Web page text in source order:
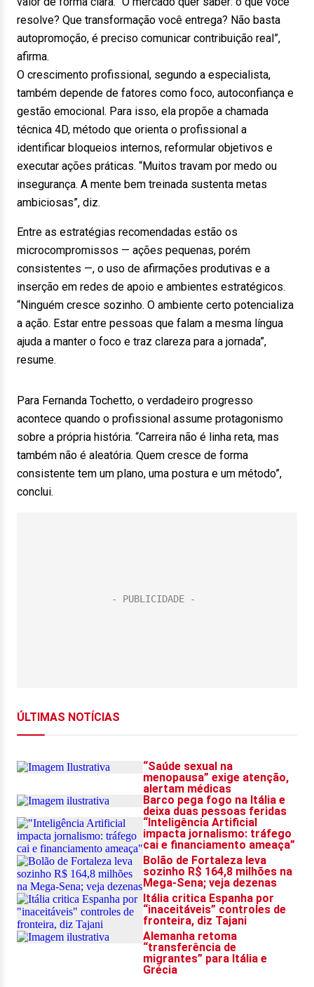
resolve? Que transformação você entrega? Não basta
autopromoção, é preciso comunicar contribuição real”,
afirma.
O crescimento profissional, segundo a especialista,
também depende de fatores como foco, autoconfiança e
gestão emocional. Para isso, ela propõe a chamada
técnica 4D, método que orienta o profissional a
identificar bloqueios internos, reformular objetivos e
executar ações práticas. “Muitos travam por medo ou
insegurança. A mente bem treinada sustenta metas
ambiciosas”, diz.
Entre as estratégias recomendadas estão os
microcompromissos — ações pequenas, porém
consistentes —, o uso de afirmações produtivas e a
inserção em redes de apoio e ambientes estratégicos.
“Ninguém cresce sozinho. O ambiente certo potencializa
a ação. Estar entre pessoas que falam a mesma língua
ajuda a manter o foco e traz clareza para a jornada”,
resume.
Para Fernanda Tochetto, o verdadeiro progresso
acontece quando o profissional assume protagonismo
sobre a própria história. “Carreira não é linha reta, mas
também não é aleatória. Quem cresce de forma
consistente tem um plano, uma postura e um método”,
conclui.